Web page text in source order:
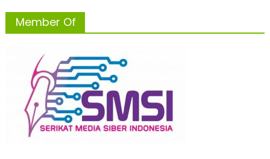
Member Of